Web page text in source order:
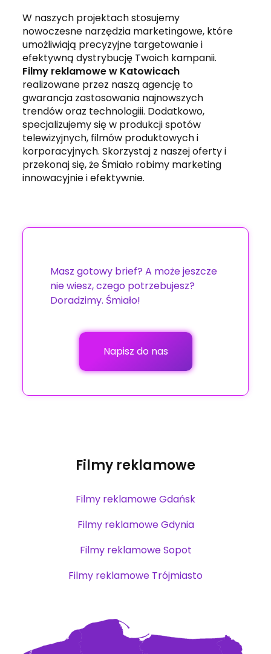
W naszych projektach stosujemy
nowoczesne narzędzia marketingowe, które
umożliwiają precyzyjne targetowanie i
efektywną dystrybucję Twoich kampanii.
Filmy reklamowe w Katowicach
realizowane przez naszą agencję to
gwarancja zastosowania najnowszych
trendów oraz technologiii. Dodatkowo,
specjalizujemy się w produkcji spotów
telewizyjnych, filmów produktowych i
korporacyjnych. Skorzystaj z naszej oferty i
przekonaj się, że Śmiało robimy marketing
innowacyjnie i efektywnie.
Masz gotowy brief? A może jeszcze
nie wiesz, czego potrzebujesz?
Doradzimy. Śmiało!
Napisz do nas
Filmy reklamowe
Filmy reklamowe Gdańsk
Filmy reklamowe Gdynia
Filmy reklamowe Sopot
Filmy reklamowe Trójmiasto